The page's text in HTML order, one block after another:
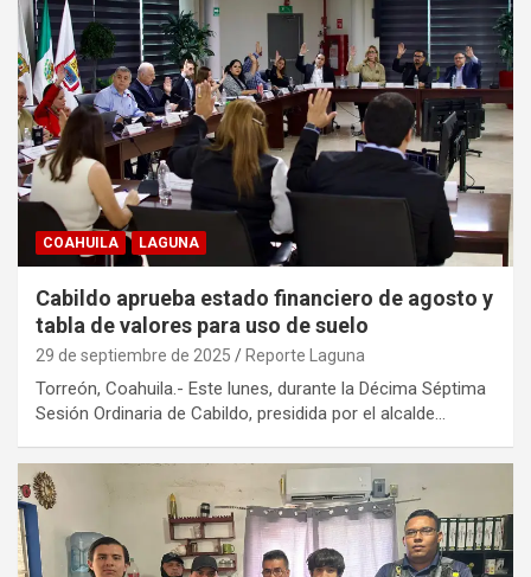
COAHUILA LAGUNA
Cabildo aprueba estado financiero de agosto y
tabla de valores para uso de suelo
29 de septiembre de 2025 Reporte Laguna
Torreón, Coahuila.- Este lunes, durante la Décima Séptima
Sesión Ordinaria de Cabildo, presidida por el alcalde…